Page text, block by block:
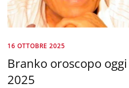
16 OTTOBRE 2025
Branko oroscopo
2025